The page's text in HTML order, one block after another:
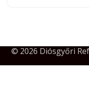
© 2026 Diósgyőri